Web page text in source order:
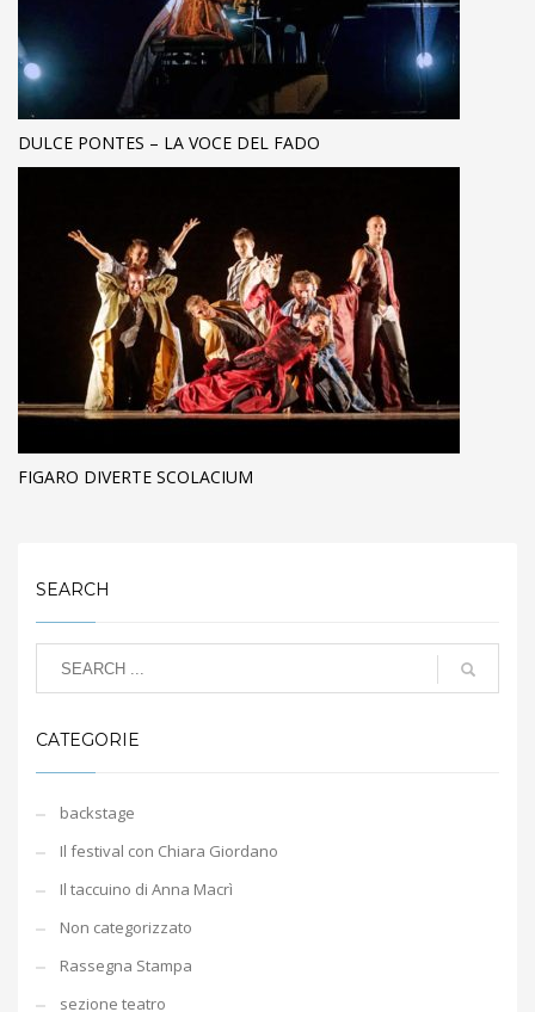
DULCE PONTES – LA VOCE DEL FADO
FIGARO DIVERTE SCOLACIUM
SEARCH
CATEGORIE
backstage
Il festival con Chiara Giordano
Il taccuino di Anna Macrì
Non categorizzato
Rassegna Stampa
sezione teatro